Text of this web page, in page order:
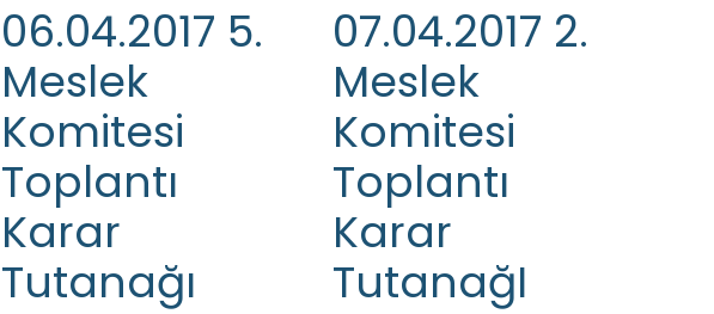
06.04.2017 5.
Meslek
Komitesi
Toplantı
Karar
Tutanağı
07.04.2017 2.
Meslek
Komitesi
Toplantı
Karar
TutanağI